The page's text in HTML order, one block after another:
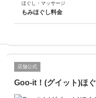
ほぐし・マッサージ
もみほぐし料金
店舗公式
Goo-it！(グイット)ほ